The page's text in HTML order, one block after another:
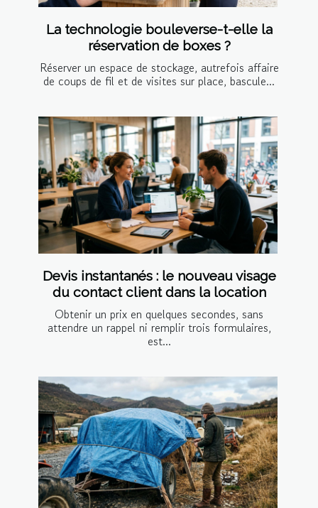
La technologie bouleverse-t-elle la
réservation de boxes ?
Réserver un espace de stockage, autrefois affaire
de coups de fil et de visites sur place, bascule...
Devis instantanés : le nouveau visage
du contact client dans la location
Obtenir un prix en quelques secondes, sans
attendre un rappel ni remplir trois formulaires,
est...